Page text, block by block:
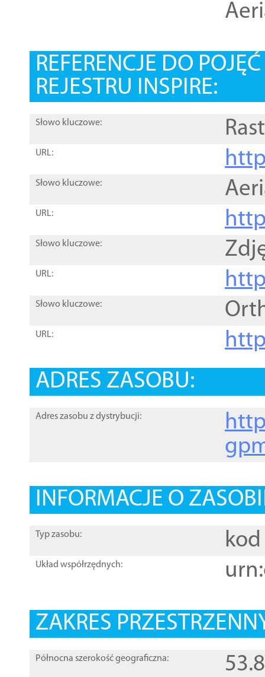
REFERENCJE DO
REJESTRU INSPIRE:
Słowo kluczowe:
URL:
Słowo kluczowe:
URL:
Słowo kluczowe:
URL:
Słowo kluczowe:
URL:
ADRES ZASOBU:
Adres zasobu z dystrybucji:
INFORMACJE O
Typ zasobu: kod
Układ współrzędnych:
ZAKRES
Północna szerokość geograficzna: